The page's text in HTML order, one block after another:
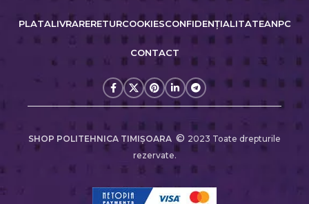
PLATALIVRARERETURCOOKIESCONFIDENȚIALITATEANPC
CONTACT
SHOP POLITEHNICA TIMIŞOARA © 2023 Toate drepturile
rezervate.